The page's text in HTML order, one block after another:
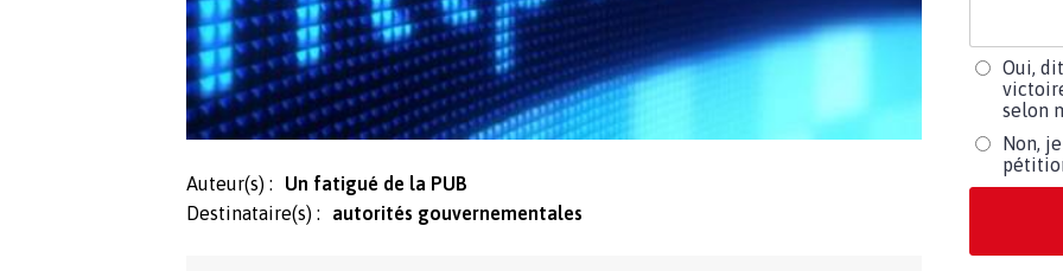
Auteur(s) :
Un fatigué de la PUB
Destinataire(s) :
autorités gouvernementales
Oui,
selon
Non,